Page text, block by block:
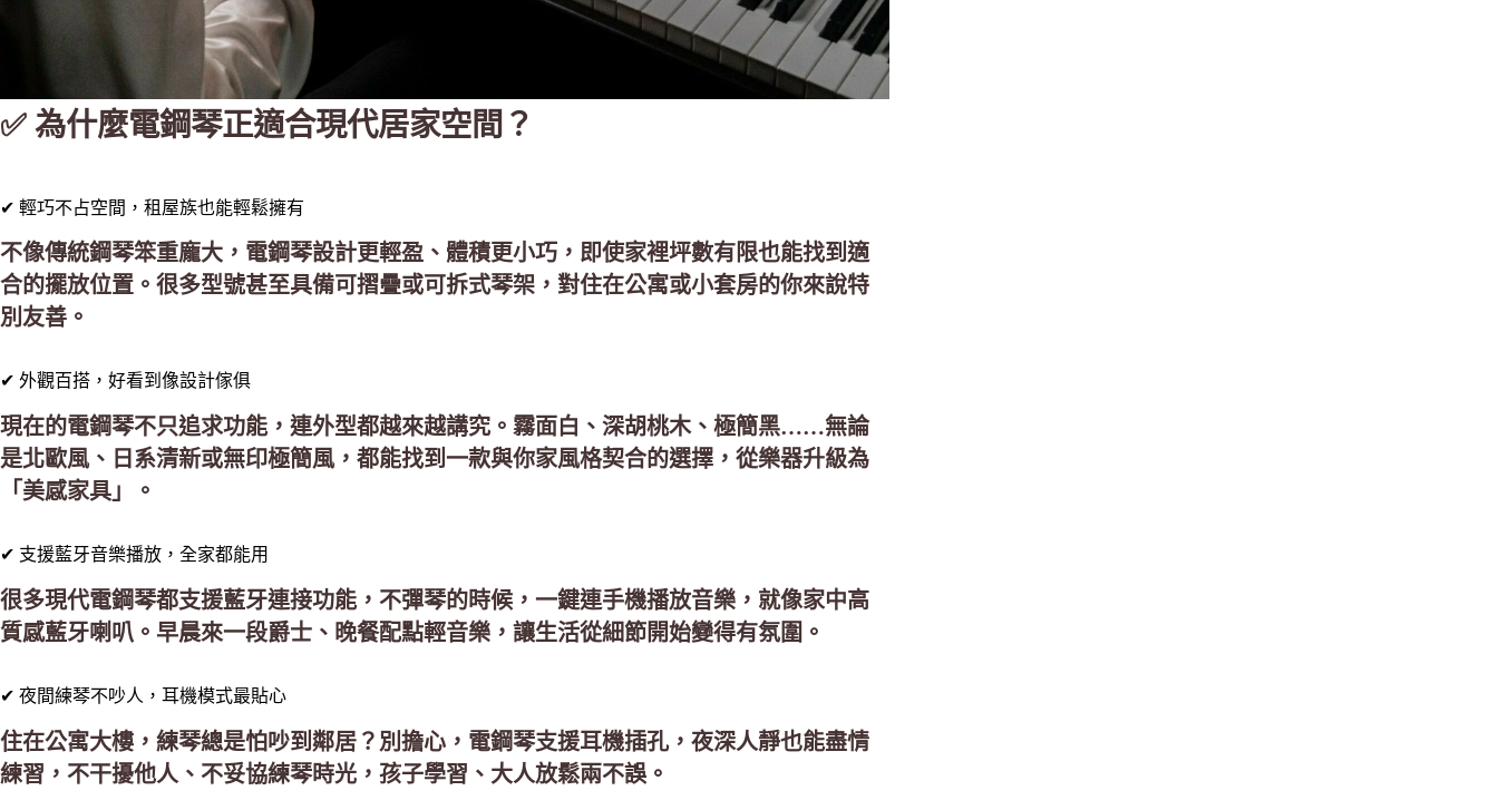
✅ 為什麼電鋼琴正適合現代居家空間？
✔ 輕巧不占空間，租屋族也能輕鬆擁有
不像傳統鋼琴笨重龐大，電鋼琴設計更輕盈、體積更小巧，即使家裡坪數有限也能找到適
合的擺放位置。很多型號甚至具備可摺疊或可拆式琴架，對住在公寓或小套房的你來說特
別友善。
✔ 外觀百搭，好看到像設計傢俱
現在的電鋼琴不只追求功能，連外型都越來越講究。霧面白、深胡桃木、極簡黑……無論
是北歐風、日系清新或無印極簡風，都能找到一款與你家風格契合的選擇，從樂器升級為
「美感家具」。
✔ 支援藍牙音樂播放，全家都能用
很多現代電鋼琴都支援藍牙連接功能，不彈琴的時候，一鍵連手機播放音樂，就像家中高
質感藍牙喇叭。早晨來一段爵士、晚餐配點輕音樂，讓生活從細節開始變得有氛圍。
✔ 夜間練琴不吵人，耳機模式最貼心
住在公寓大樓，練琴總是怕吵到鄰居？別擔心，電鋼琴支援耳機插孔，夜深人靜也能盡情
練習，不干擾他人、不妥協練琴時光，孩子學習、大人放鬆兩不誤。